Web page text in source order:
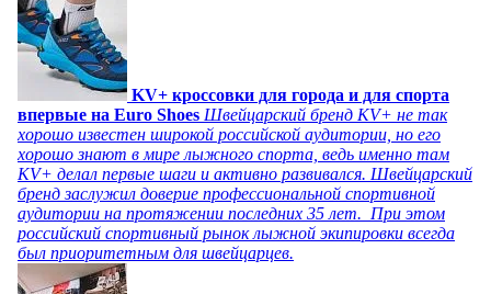
KV+ кроссовки для города и для спорта
впервые на Euro Shoes Швейцарский бренд KV+ не так
хорошо известен широкой российской аудитории, но его
хорошо знают в мире лыжного спорта, ведь именно там
KV+ делал первые шаги и активно развивался. Швейцарский
бренд заслужил доверие профессиональной спортивной
аудитории на протяжении последних 35 лет. При этом
российский спортивный рынок лыжной экипировки всегда
был приоритетным для швейцарцев.